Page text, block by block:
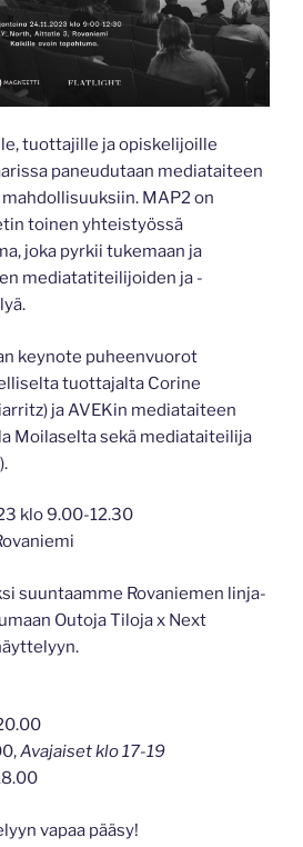
tuottajille ja opiskelijoille
paneudutaan mediataiteen
MAP2 on
toinen yhteistyössä
joka pyrkii tukemaan ja
mediatatiteilijoiden ja -
keynote puheenvuorot
tuottajalta Corine
ja AVEKin mediataiteen
Moilaselta sekä mediataiteilija
klo 9.00-12.30
suuntaamme Rovaniemen linja-
Outoja Tiloja x Next
Avajaiset klo 17-19
vapaa pääsy!